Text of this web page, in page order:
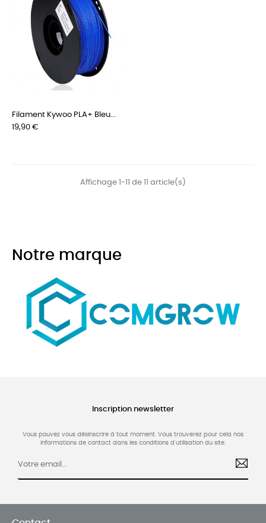
Filament Kywoo PLA+ Bleu...
Prix
19,90 €
Affichage 1-11 de 11 article(s)
Notre marque
Inscription newsletter
Vous pouvez vous désinscrire à tout moment. Vous trouverez pour cela nos
informations de contact dans les conditions d'utilisation du site.